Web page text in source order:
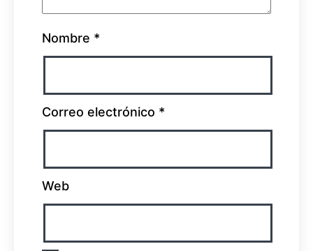
Nombre *
Correo electrónico *
Web